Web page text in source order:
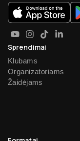
Sprendimai
Klubams
Organizatoriams
Žaidėjams